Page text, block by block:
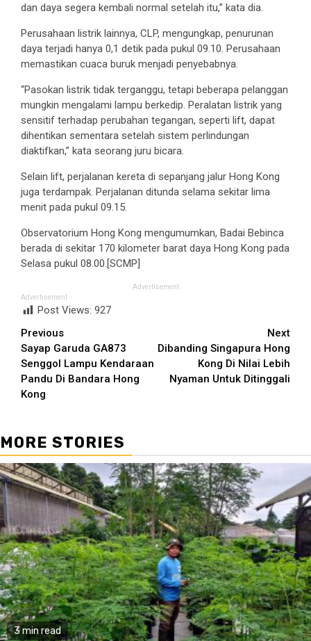
dan daya segera kembali normal setelah itu,” kata dia.
Perusahaan listrik lainnya, CLP, mengungkap, penurunan
daya terjadi hanya 0,1 detik pada pukul 09.10. Perusahaan
memastikan cuaca buruk menjadi penyebabnya.
“Pasokan listrik tidak terganggu, tetapi beberapa pelanggan
mungkin mengalami lampu berkedip. Peralatan listrik yang
sensitif terhadap perubahan tegangan, seperti lift, dapat
dihentikan sementara setelah sistem perlindungan
diaktifkan,” kata seorang juru bicara.
Selain lift, perjalanan kereta di sepanjang jalur Hong Kong
juga terdampak. Perjalanan ditunda selama sekitar lima
menit pada pukul 09.15.
Observatorium Hong Kong mengumumkan, Badai Bebinca
berada di sekitar 170 kilometer barat daya Hong Kong pada
Selasa pukul 08.00.[SCMP]
Advertisement
Advertisement
Post Views: 927
Continue
Reading
Previous
Sayap Garuda GA873
Senggol Lampu Kendaraan
Pandu Di Bandara Hong
Kong
Next
Dibanding Singapura Hong
Kong Di Nilai Lebih
Nyaman Untuk Ditinggali
MORE STORIES
3 min read